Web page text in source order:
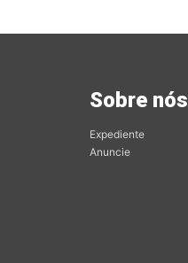
Sobre nós
Expediente
Anuncie